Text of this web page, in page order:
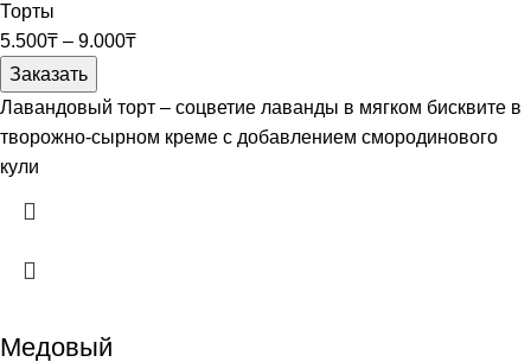
Торты
5.500₸ – 9.000₸
Заказать
Лавандовый торт – соцветие лаванды в мягком бисквите в
творожно-сырном креме с добавлением смородинового
кули
Медовый